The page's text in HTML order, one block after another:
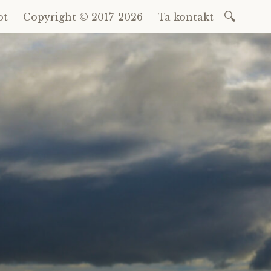
Copyright © 2017-2026 Ta kontakt